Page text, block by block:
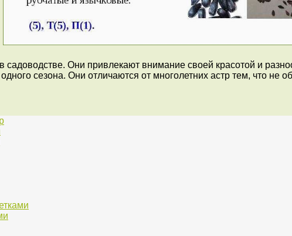
Они привлекают внимание своей красотой и
сезона. Они отличаются от многолетних астр тем, что не